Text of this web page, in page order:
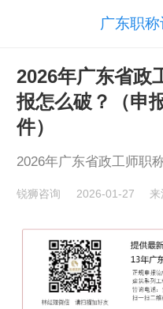
广东职
2026年广东省政
报怎么破？（申
件）
2026年广东省政工师职
锐狮咨询 2026-01-27